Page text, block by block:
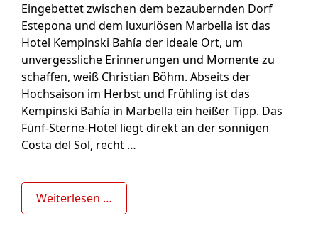
Eingebettet zwischen dem bezaubernden Dorf
Estepona und dem luxuriösen Marbella ist das
Hotel Kempinski Bahía der ideale Ort, um
unvergessliche Erinnerungen und Momente zu
schaffen, weiß Christian Böhm. Abseits der
Hochsaison im Herbst und Frühling ist das
Kempinski Bahía in Marbella ein heißer Tipp. Das
Fünf-Sterne-Hotel liegt direkt an der sonnigen
Costa del Sol, recht …
Weiterlesen …